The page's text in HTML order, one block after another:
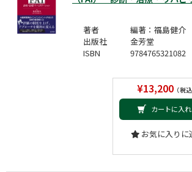
著者
編著：福島健介
出版社
金芳堂
ISBN
9784765321082
¥13,200 （税込
カートに入
お気に入りに